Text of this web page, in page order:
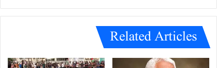
e
Related Articles